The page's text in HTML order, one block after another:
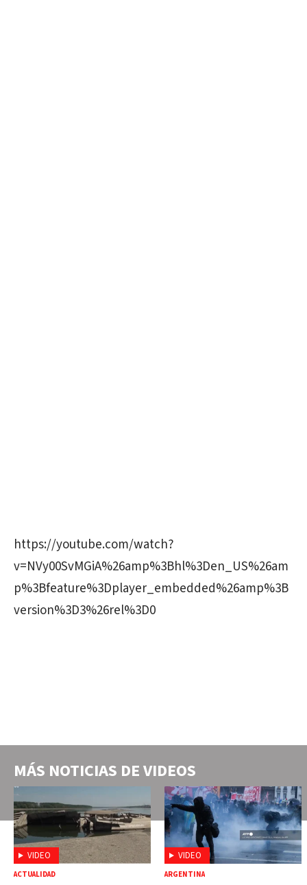
https://youtube.com/watch?
v=NVy00SvMGiA%26amp%3Bhl%3Den_US%26am
p%3Bfeature%3Dplayer_embedded%26amp%3B
version%3D3%26rel%3D0
MÁS NOTICIAS DEVIDEOS
VIDEO
ACTUALIDAD
VIDEO
ARGENTINA